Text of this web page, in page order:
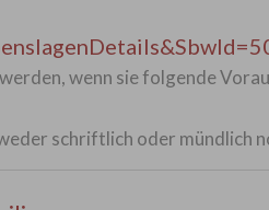
wenn sie folgende
schriftlich oder mündlich